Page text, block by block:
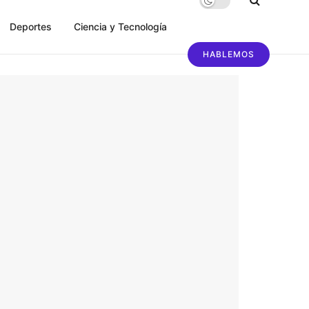
Deportes Ciencia y Tecnología
HABLEMOS